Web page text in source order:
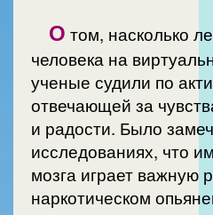
О том, насколько
человека на
ученые судили по
отвечающей за
и радости. Было
исследованиях, что
мозга играет важную
наркотическом